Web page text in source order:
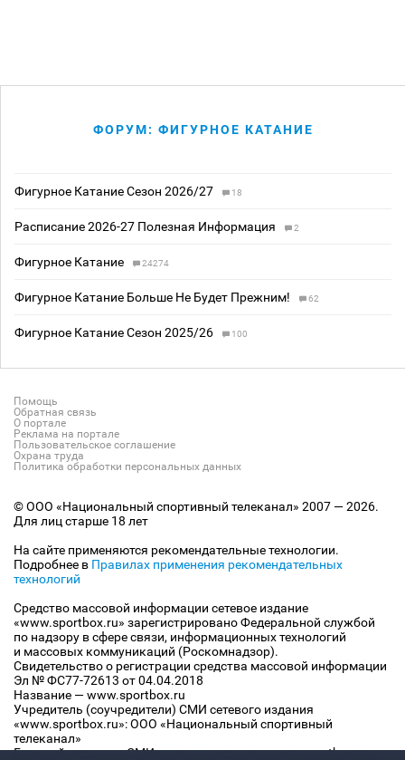
ФОРУМ: ФИГУРНОЕ КАТАНИЕ
Фигурное Катание Сезон 2026/27 18
Расписание 2026-27 Полезная Информация 2
Фигурное Катание 24274
Фигурное Катание Больше Не Будет Прежним! 62
Фигурное Катание Сезон 2025/26 100
Помощь
Обратная связь
О портале
Реклама на портале
Пользовательское соглашение
Охрана труда
Политика обработки персональных данных
© ООО «Национальный спортивный телеканал» 2007 — 2026.
Для лиц старше 18 лет
На сайте применяются рекомендательные технологии.
Подробнее в Правилах применения рекомендательных
технологий
Средство массовой информации сетевое издание
«www.sportbox.ru» зарегистрировано Федеральной службой
по надзору в сфере связи, информационных технологий
и массовых коммуникаций (Роскомнадзор).
Свидетельство о регистрации средства массовой информации
Эл № ФС77-72613 от 04.04.2018
Название — www.sportbox.ru
Учредитель (соучредители) СМИ сетевого издания
«www.sportbox.ru»: ООО «Национальный спортивный
телеканал»
Главный редактор СМИ сетевого издания «www.sportbox.ru»: